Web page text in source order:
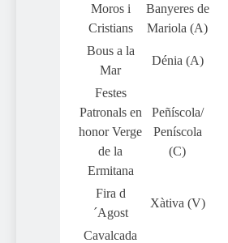
Moros i
Cristians
Banyeres de
Mariola (A)
Bous a la
Mar
Dénia (A)
Festes
Patronals en
honor Verge
de la
Ermitana
Peñíscola/
Peníscola
(C)
Fira d
´Agost
Xàtiva (V)
Cavalcada